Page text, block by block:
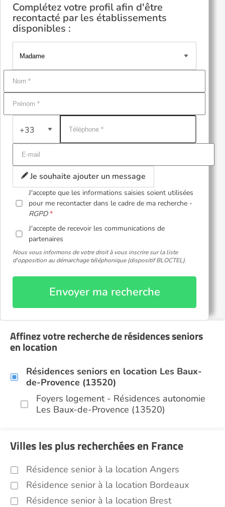
Complétez votre profil afin d'être
recontacté par les établissements
disponibles :
+33
Je souhaite ajouter un message
J'accepte que les informations saisies soient utilisées
pour me recontacter dans le cadre de ma recherche -
RGPD
J'accepte de recevoir les communications de
partenaires
Nous vous informons de votre droit à vous inscrire sur la liste
d'opposition au démarchage téléphonique (dispositif BLOCTEL).
Envoyer ma recherche
Affinez votre recherche de résidences seniors
en location
Résidences seniors en location Les Baux-
de-Provence (13520)
Foyers logement - Résidences autonomie
Les Baux-de-Provence (13520)
Villes les plus recherchées en France
Résidence senior à la location Angers
Résidence senior à la location Bordeaux
Résidence senior à la location Brest